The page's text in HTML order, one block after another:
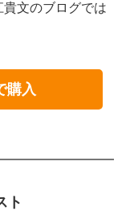
貴文のブログでは
購入
ト